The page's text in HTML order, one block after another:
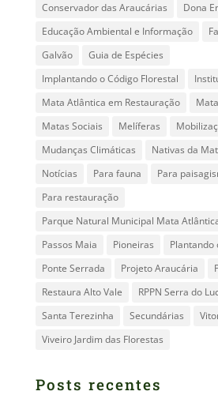
Conservador das Araucárias
Dona
Educação Ambiental e Informação
Galvão
Guia de Espécies
Implantando o Código Florestal
Mata Atlântica em Restauração
Matas Sociais
Melíferas
Mudanças Climáticas
Nativas da
Notícias
Para fauna
Para
Para restauração
Parque Natural Municipal Mata
Passos Maia
Pioneiras
Plantando
Ponte Serrada
Projeto Araucária
Restaura Alto Vale
RPPN Serra do
Santa Terezinha
Secundárias
Viveiro Jardim das Florestas
Posts recentes